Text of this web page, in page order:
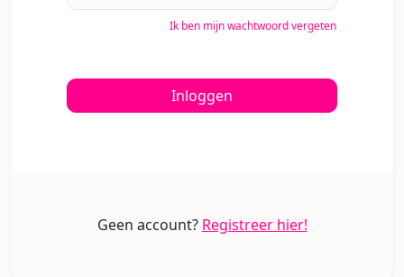
Ik ben mijn wachtwoord vergeten
Inloggen
Geen account? Registreer hier!